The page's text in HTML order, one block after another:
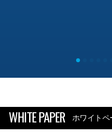
WHITE PAPER ホワイトペ